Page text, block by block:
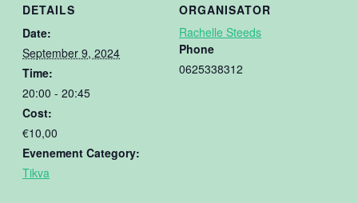
DETAILS
Date:
September 9, 2024
Time:
20:00 - 20:45
Cost:
€10,00
Evenement Category:
Tikva
ORGANISATOR
Rachelle Steeds
Phone
0625338312